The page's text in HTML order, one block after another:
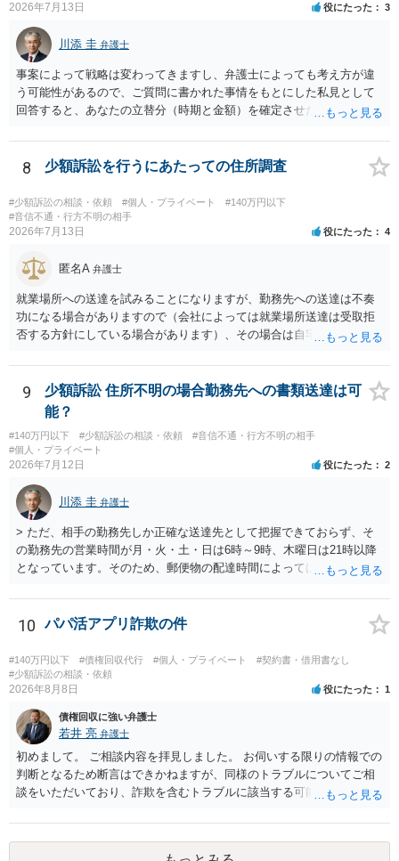
た金額について、裏付けがあるかどうかも精査します。 上記を経て、
身元の特定、返金の理屈があると判断できるのであれば、まずは交渉
からスタートすることになるでしょう。 ご理解のとおり、詐欺である
ことの立証は簡単ではありません。 刑事事件化が出来るのであれば、
返金交渉で有利になる可能性がありますが、民事上の詐欺の立証以上
に難しいところがあります。 こちらについては、一度、最寄りの警察
署に被害相談をするようにしてください。 具体的な見通しに関して
2026年7月13日 役にたった 3
川添 圭 弁護士
事案によって戦略は変わってきますし、弁護士によっても考え方が違
う可能性があるので、ご質問に書かれた事情をもとにした私見として
回答すると、あなたの立替分（時期と金額）を確定させた上で、淡々
と、もし異議申立てがなされる可能性が高そうであれば時間の浪費
（通常訴訟へ移行する日数分空転する）になりますし、支払督促及び
その異議後の通常訴訟は相手方の住所地が管轄裁判所になるため（特
に相手方が遠方である場合は）対応が面倒な場合があるからです。相
手方の主張については、和解で減額を考慮すればよいと思います。 な
お、残念ながら、「連絡も返ってこず、返済の目処も立たずで精神的
せん。
8 少額訴訟を行うにあたっての住所調査
#少額訴訟の相談・依頼 #個人・プライベート
#140万円以下
#音信不通・行方不明の相手
2026年7月13日 役にたった 4
匿名A 弁護士
就業場所への送達を試みることになりますが、勤務先への送達は不奏
功になる場合がありますので（会社によっては就業場所送達は受取拒
否する方針にしている場合があります）、その場合は自宅の住所調査
9
少額訴訟 住所不明の場合勤務先への書類送達は可
能？
#140万円以下 #少額訴訟の相談・依頼
#音信不通・行方不明の相手
#個人・プライベート
2026年7月12日 役にたった 2
川添 圭 弁護士
> ただ、相手の勤務先しか正確な送達先として把握できておらず、そ
の勤務先の営業時間が月・火・土・日は6時～9時、木曜日は21時以降
となっています。そのため、郵便物の配達時間によっては受け取りが
夜間の送達を上申するのが基本になりますが、感覚的には郵便局を動
かすには早すぎるので執行官送達を申し立てる必要があるかもしれま
せん。裁判所としては（あまりに特殊すぎて）就業場所送達を認めな
い可能性もありますし、執行官送達には費用もかかりますので、まず
は裁判所へ相談した方がよいと思います。
10 パパ活アプリ詐欺の件
#140万円以下 #債権回収代行 #個人・プライベート
#契約書・借用書なし
#少額訴訟の相談・依頼
2026年8月8日 役にたった 1
債権回収に強い弁護士
若井 亮 弁護士
初めまして。 ご相談内容を拝見しました。 お伺いする限りの情報での
判断となるため断言はできかねますが、同様のトラブルについてご相
談をいただいており、詐欺を含むトラブルに該当する可能性があるで
ります。 お金を渡した方法が現金手渡しではなく、指定口座への振込
であるならば、相手方の身元を特定できる可能性もあるでしょう。 い